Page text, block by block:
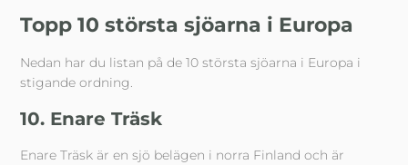
Topp 10 största sjöarna i Europa
Nedan har du listan på de 10 största sjöarna i Europa i
stigande ordning.
10. Enare Träsk
Enare Träsk är en sjö belägen i norra Finland och är